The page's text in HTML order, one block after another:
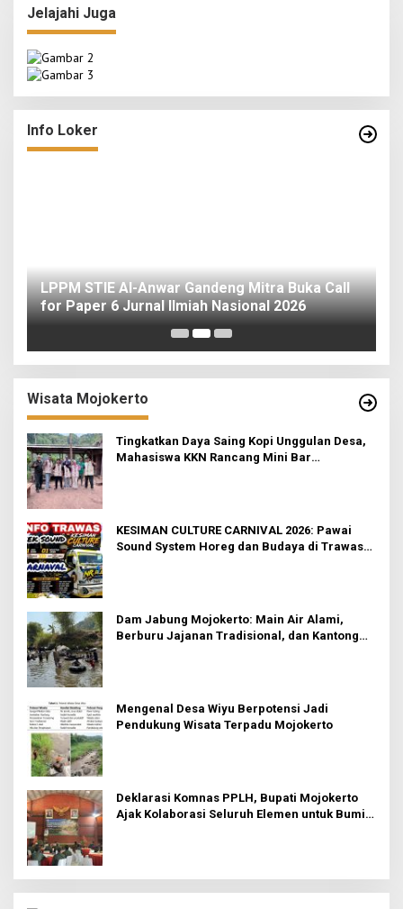
Jelajahi Juga
Info Loker
LPPM STIE Al-Anwar Gandeng Mitra Buka Call
for Paper 6 Jurnal Ilmiah Nasional 2026
Wisata Mojokerto
Tingkatkan Daya Saing Kopi Unggulan Desa,
Mahasiswa KKN Rancang Mini Bar
KESIMAN CULTURE CARNIVAL 2026: Pawai
Sound System Horeg dan Budaya di Trawas
Dam Jabung Mojokerto: Main Air Alami,
Berburu Jajanan Tradisional, dan Kantong
Mengenal Desa Wiyu Berpotensi Jadi
Pendukung Wisata Terpadu Mojokerto
Deklarasi Komnas PPLH, Bupati Mojokerto
Ajak Kolaborasi Seluruh Elemen untuk Bumi